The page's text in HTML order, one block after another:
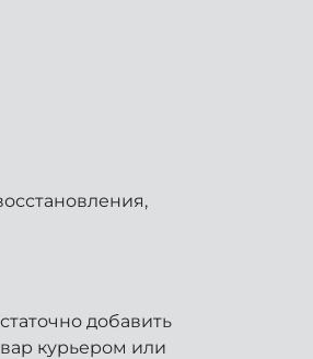
добавить
курьером или